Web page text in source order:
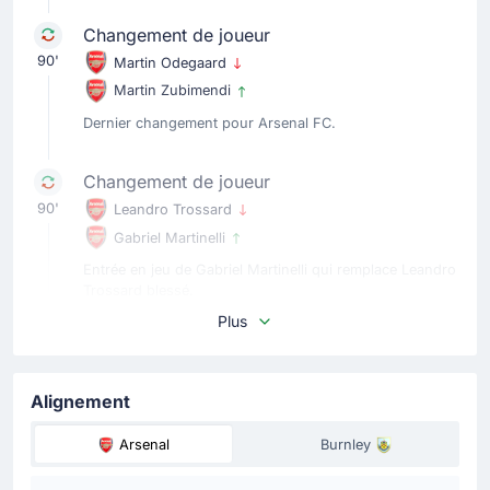
90'
Changement de joueur
Martin Odegaard
Martin Zubimendi
Dernier changement pour Arsenal FC.
90'
Changement de joueur
Leandro Trossard
Gabriel Martinelli
Carton jaune pour Zian Flemming.
Plus
Alignement
Arsenal Burnley